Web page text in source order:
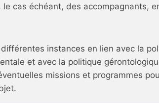
cas échéant, des accompagnants,
instances en lien avec la
et avec la politique
missions et programmes